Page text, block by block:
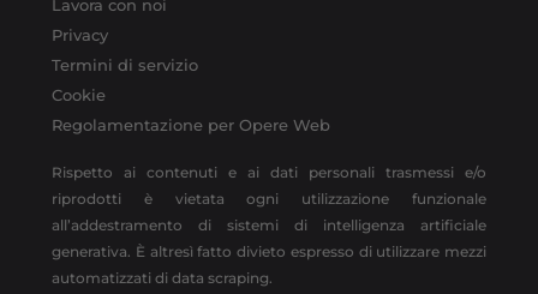
Lavora con noi
Privacy
Termini di servizio
Cookie
Regolamentazione per Opere Web
Rispetto ai contenuti e ai dati personali trasmessi e/o
riprodotti è vietata ogni utilizzazione funzionale
all’addestramento di sistemi di intelligenza artificiale
generativa. È altresì fatto divieto espresso di utilizzare mezzi
automatizzati di data scraping.